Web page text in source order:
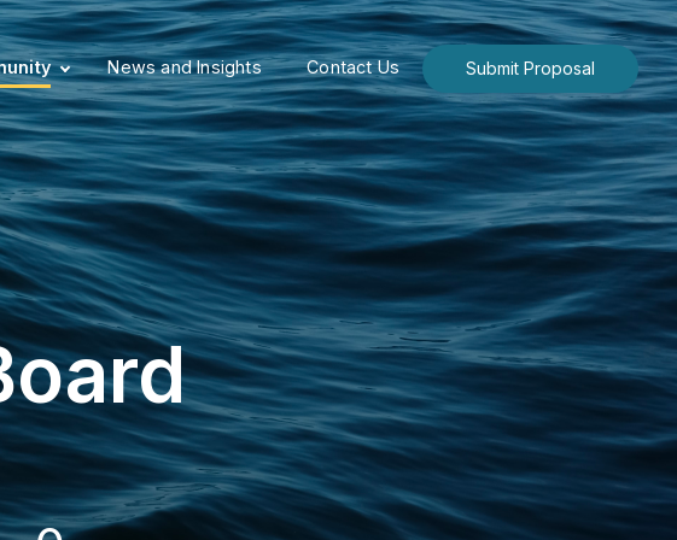
News and Insights Contact Us Submit Proposal